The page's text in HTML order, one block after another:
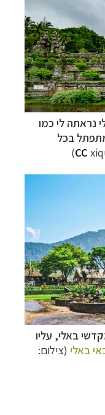
נראתה לי כמו
בכל
CC
באלי, עליו
באלי (צילום: